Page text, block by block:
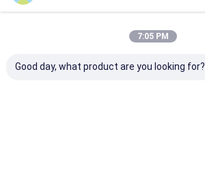
बैग पैकिंग मशीन
7:05 PM
Good day, what product are you looking for?